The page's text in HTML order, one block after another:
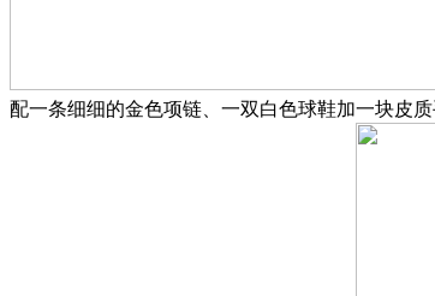
配一条细细的金色项链、一双白色球鞋加一块皮